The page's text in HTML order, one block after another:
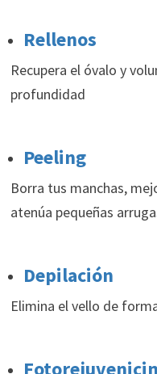
Rellenos
Recupera el óvalo y
profundidad
Peeling
Borra tus manchas,
atenúa pequeñas
Depilación
Elimina el vello de